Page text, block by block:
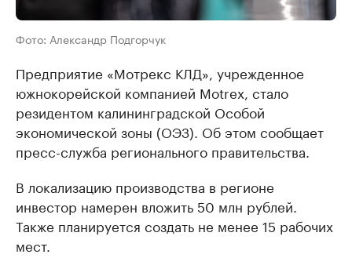
Фото: Александр Подгорчук
Предприятие «Мотрекс КЛД», учрежденное
южнокорейской компанией Motrex, стало
резидентом калининградской Особой
экономической зоны (ОЭЗ). Об этом сообщает
пресс-служба регионального правительства.
В локализацию производства в регионе
инвестор намерен вложить 50 млн рублей.
Также планируется создать не менее 15 рабочих
мест.